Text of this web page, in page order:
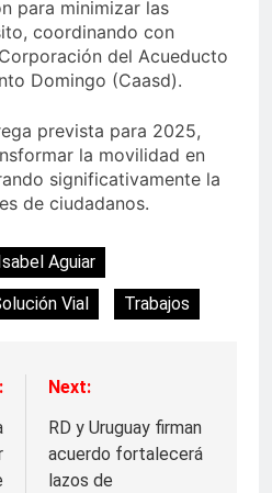
para minimizar las
coordinando con
del Acueducto
Domingo (Caasd).
prevista para 2025,
la movilidad en
significativamente la
de ciudadanos.
Isabel Aguiar
Vial Trabajos
Next:
RD y Uruguay firman
acuerdo fortalecerá
lazos de